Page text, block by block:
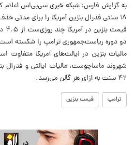
به گزارش فارس؛ شبکه خبری سی‌بی‌اس اعلام
۱۸ سنتی فدرال بنزین آمریکا را برای مدتی حذف کند.
دو دوره ریاست‌جمهوری ترامپ را شکسته
مالیات بنزین در ایالت‌های آمریکا متفاوت
شهروند ماساچوست، مالیات ایالتی و فدرال
۴۲ سنت به ازای هر گالن می‌رسد.
ترامپ قیمت بنزین